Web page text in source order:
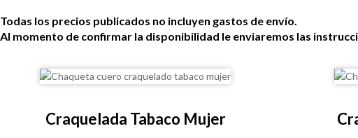
Todas los precios publicados no incluyen gastos de envío.
Al momento de confirmar la disponibilidad le enviaremos las
Craquelada Tabaco Mujer